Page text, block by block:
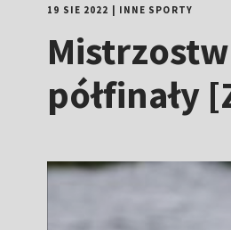
19 SIE 2022 INNE SPORTY
półfinały